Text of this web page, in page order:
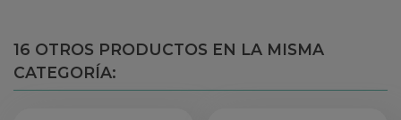
16 OTROS PRODUCTOS EN LA MISMA
CATEGORÍA: